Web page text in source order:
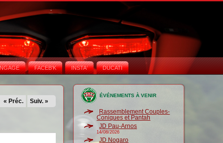
FACEB'K INSTA‘ DUCATI
« Préc. Suiv. »
ÉVÉNEMENTS À VENIR
Rassemblement Couples-
Coniques et Pantah
JD Pau-Arnos
14/08/2026
JD Nogaro